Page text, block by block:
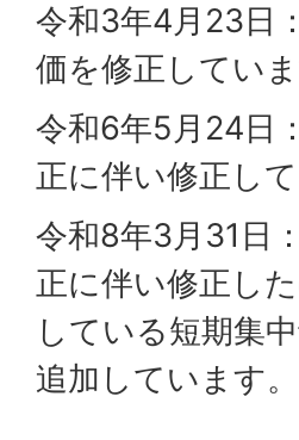
令和3年4月23日
価を修正していま
令和6年5月24日
正に伴い修正して
令和8年3月31日
正に伴い修正し
している短期集
追加しています。